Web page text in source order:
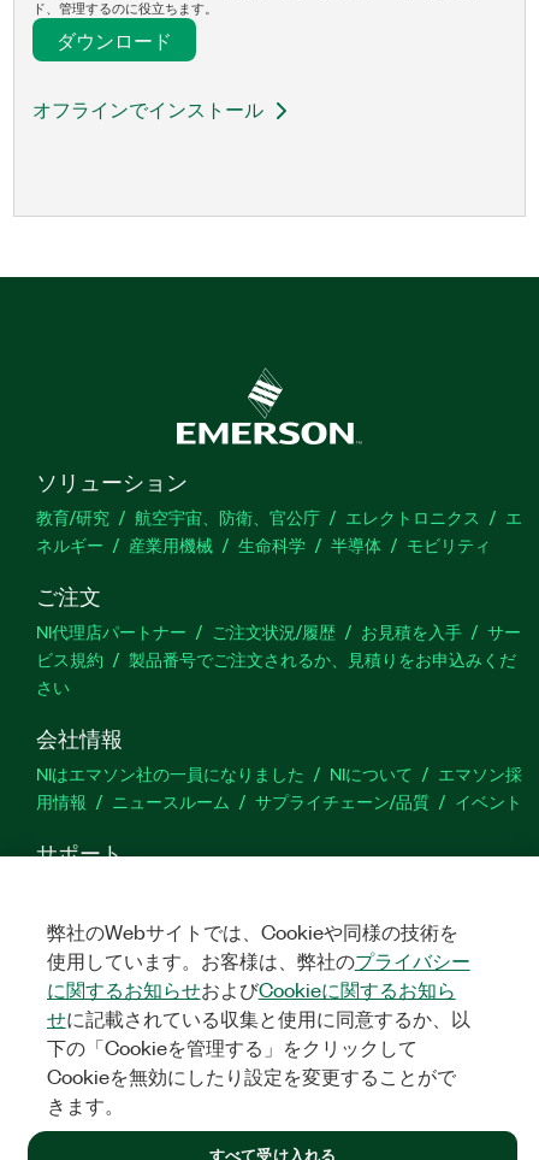
ド、管理するのに役立ちます。
ダウンロード
オフラインでインストール
ソリューション
教育/研究 航空宇宙、防衛、官公庁 エレクトロニクス
エ
ネルギー
産業用機械 生命科学 半導体 モビリティ
ご注文
NI代理店パートナー ご注文状況/履歴 お見積を入手
サー
ビス規約
製品番号でご注文されるか、見積りをお申込みくだ
さい
会社情報
NIはエマソン社の一員になりました NIについて
エマソン採
用情報
ニュースルーム サプライチェーン/品質 イベント
サポート
するご意見
TwitterYouTube
©NATIONAL INSTRUMENTS CORP. ALL RIGHTS RESERVED.
弊社のWebサイトでは、Cookieや同様の技術を
使用しています。お客様は、弊社のプライバシー
に関するお知らせおよびCookieに関するお知ら
せに記載されている収集と使用に同意するか、以
下の「Cookieを管理する」をクリックして
Cookieを無効にしたり設定を変更することがで
きます。
すべて受け入れる